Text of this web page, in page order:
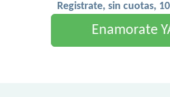
Registrate, sin cuotas,
Enamorate